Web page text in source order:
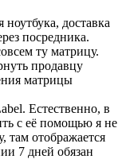
доставка
посредника.
ту матрицу.
продавцу
матрицы
Естественно, в
с её помощью я не
там отображается
7 дней обязан